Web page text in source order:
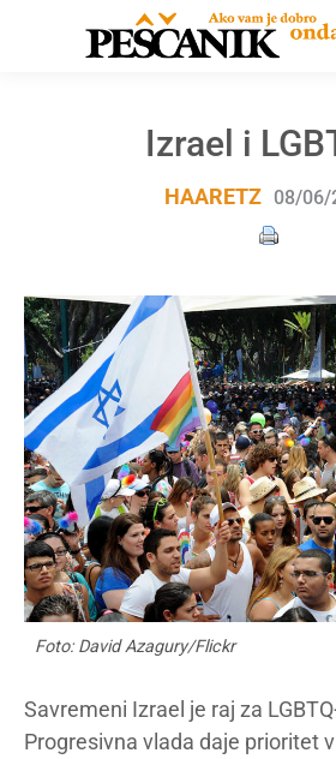
Izrael i
HAARETZ 08/06/
Foto: David Azagury/Flickr
Savremeni Izrael je raj za
Progresivna vlada daje prioritet